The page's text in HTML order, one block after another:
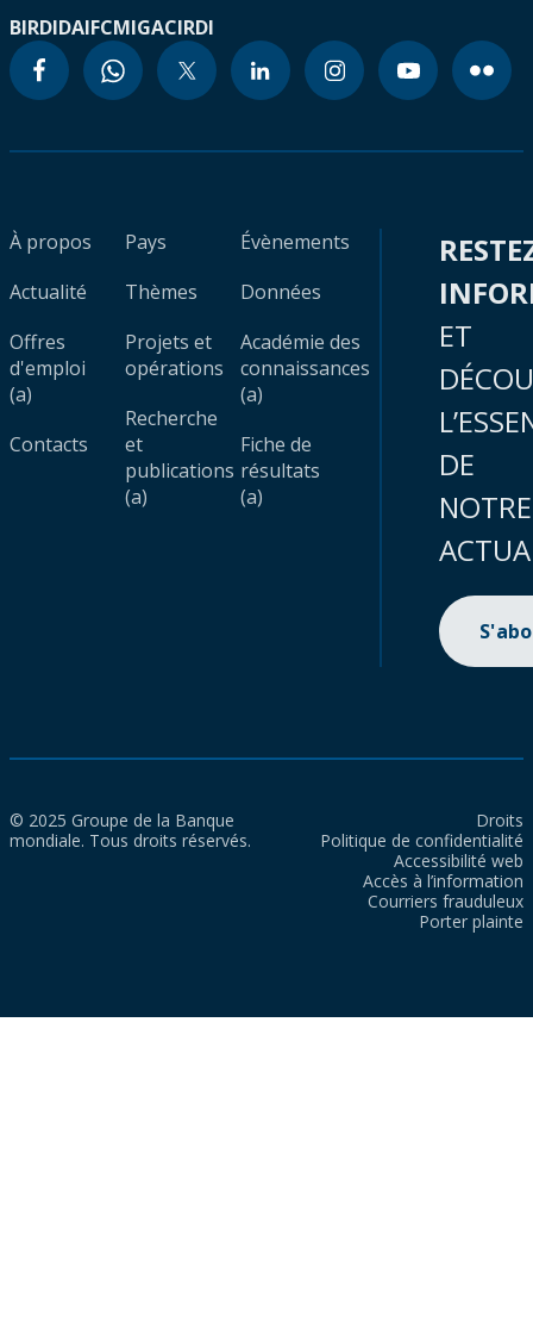
BIRDIDAIFCMIGACIRDI
À propos
Actualité
Offres
d'emploi
(a)
Contacts
Pays
Thèmes
Projets et
opérations
Recherche
et
publications
(a)
Évènements
Données
Académie des
connaissances
(a)
Fiche de
résultats
(a)
ET
DE
NOTRE
© 2025 Groupe de la Banque
mondiale. Tous droits réservés.
Droits
Politique de confidentialité
Accessibilité web
Accès à l’information
Courriers frauduleux
Porter plainte